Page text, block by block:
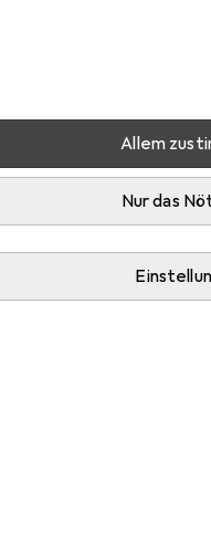
Allem
Nur das
Zubehör
Matratze.